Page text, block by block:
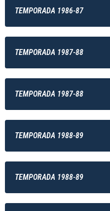
TEMPORADA 1986-87
TEMPORADA 1987-88
TEMPORADA 1987-88
TEMPORADA 1988-89
TEMPORADA 1988-89